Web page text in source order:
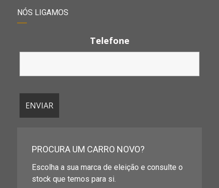
NÓS LIGAMOS
Telefone
PROCURA UM CARRO NOVO?
Escolha a sua marca de eleição e consulte o
stock que temos para si.